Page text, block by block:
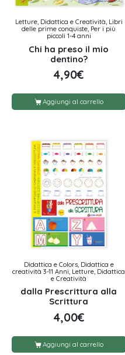
Letture, Didattica e Creatività, Libri
delle prime conquiste, Per i più
piccoli 1-4 anni
Chi ha preso il mio
dentino?
4,90€
Aggiungi al carrello
Didattica e Colors, Didattica e
creatività 3-11 Anni, Letture, Didattica
e Creatività
dalla Prescrittura alla
Scrittura
4,00€
Aggiungi al carrello